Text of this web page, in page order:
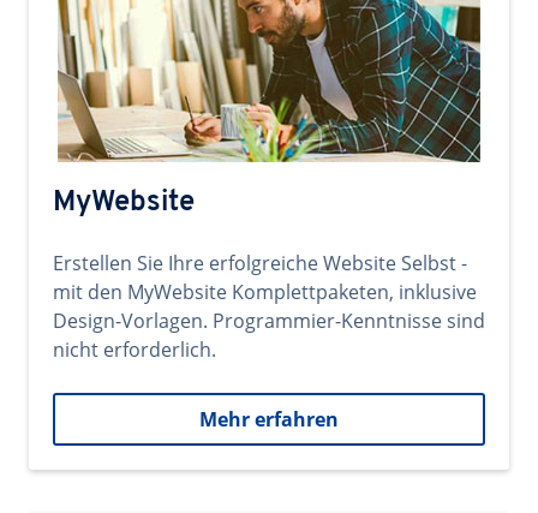
MyWebsite
Erstellen Sie Ihre erfolgreiche Website Selbst -
mit den MyWebsite Komplettpaketen, inklusive
Design-Vorlagen. Programmier-Kenntnisse sind
nicht erforderlich.
Mehr erfahren